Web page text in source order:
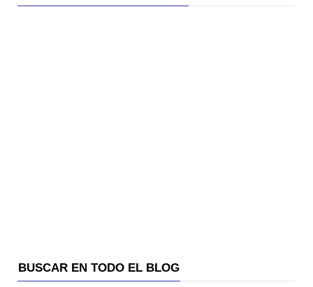
BUSCAR EN TODO EL BLOG